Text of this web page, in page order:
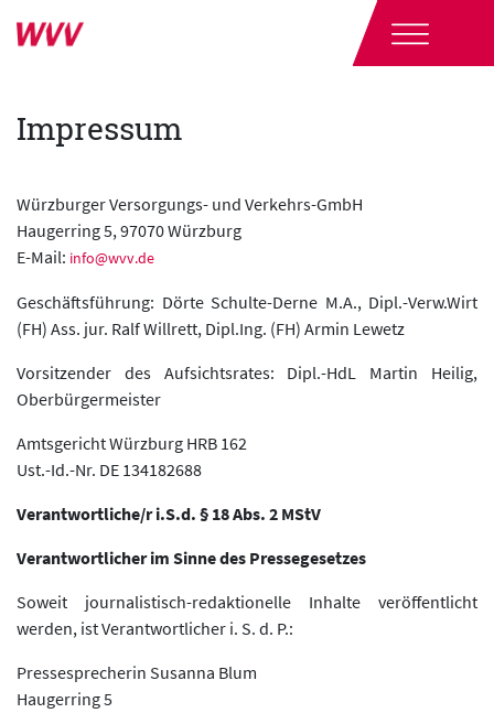
Impressum
Würzburger Versorgungs- und Verkehrs-GmbH
Haugerring 5, 97070 Würzburg
E-Mail: info@wvv.de
Geschäftsführung: Dörte Schulte-Derne M.A., Dipl.-Verw.Wirt
(FH) Ass. jur. Ralf Willrett, Dipl.Ing. (FH) Armin Lewetz
Vorsitzender des Aufsichtsrates: Dipl.-HdL Martin Heilig,
Oberbürgermeister
Amtsgericht Würzburg HRB 162
Ust.-Id.-Nr. DE 134182688
Verantwortliche/r i.S.d. § 18 Abs. 2 MStV
Verantwortlicher im Sinne des Pressegesetzes
Soweit journalistisch-redaktionelle Inhalte veröffentlicht
werden, ist Verantwortlicher i. S. d. P.:
Pressesprecherin Susanna Blum
Haugerring 5